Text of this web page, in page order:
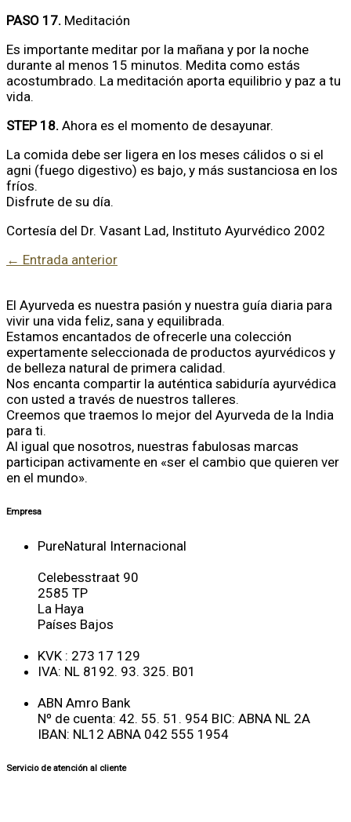
PASO 17. Meditación
Es importante meditar por la mañana y por la noche
durante al menos 15 minutos. Medita como estás
acostumbrado. La meditación aporta equilibrio y paz a tu
vida.
STEP 18. Ahora es el momento de desayunar.
La comida debe ser ligera en los meses cálidos o si el
agni (fuego digestivo) es bajo, y más sustanciosa en los
fríos.
Disfrute de su día.
Cortesía del Dr. Vasant Lad, Instituto Ayurvédico 2002
← Entrada anterior
El Ayurveda es nuestra pasión y nuestra guía diaria para
vivir una vida feliz, sana y equilibrada.
Estamos encantados de ofrecerle una colección
expertamente seleccionada de productos ayurvédicos y
de belleza natural de primera calidad.
Nos encanta compartir la auténtica sabiduría ayurvédica
con usted a través de nuestros talleres.
Creemos que traemos lo mejor del Ayurveda de la India
para ti.
Al igual que nosotros, nuestras fabulosas marcas
participan activamente en «ser el cambio que quieren ver
en el mundo».
Empresa
PureNatural Internacional
Celebesstraat 90
2585 TP
La Haya
Países Bajos
KVK : 273 17 129
IVA: NL 8192. 93. 325. B01
ABN Amro Bank
Nº de cuenta: 42. 55. 51. 954 BIC: ABNA NL 2A
IBAN: NL12 ABNA 042 555 1954
Servicio de atención al cliente